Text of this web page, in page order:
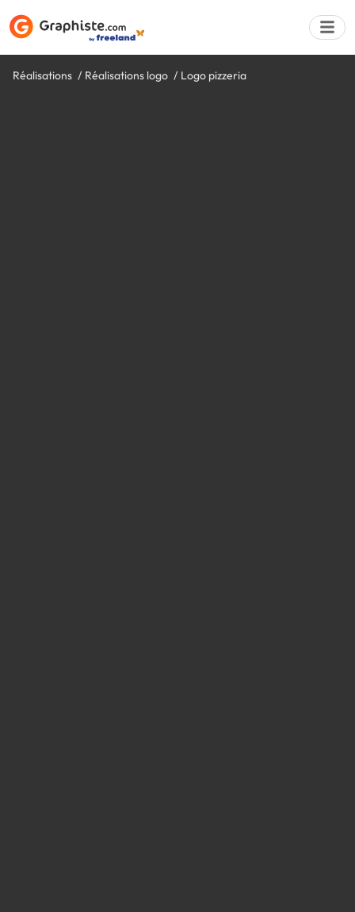
Réalisations Réalisations logo Logo pizzeria